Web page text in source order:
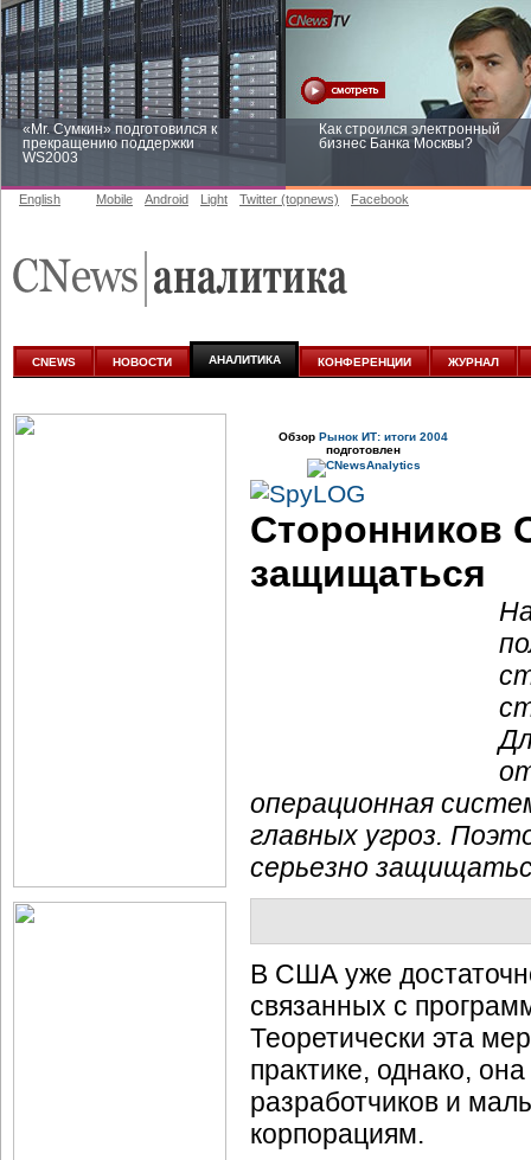
«Mr. Сумкин» подготовился к
прекращению поддержки
WS2003
Как строился электронный
бизнес Банка Москвы?
аналитике
English Mobile Android Light Twitter (topnews) Facebook
CNEWS НОВОСТИ АНАЛИТИКА КОНФЕРЕНЦИИ ЖУРНАЛ
Обзор Рынок ИТ: итоги 2004
подготовлен
Сторонников
защищаться
операционная
главных угроз.
серьезно
В США уже
связанных с
Теоретически эта
практике, однако,
разработчиков и
корпорациям.